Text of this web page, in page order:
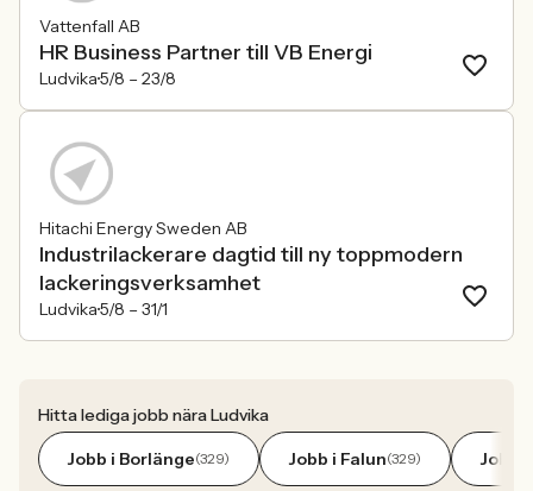
Vattenfall AB
HR Business Partner till VB Energi
Ludvika5/8 – 23/8
Hitachi Energy Sweden AB
Industrilackerare dagtid till ny toppmodern
lackeringsverksamhet
Ludvika5/8 – 31/1
Hitta lediga jobb nära Ludvika
Jobb i Borlänge(329) Jobb i Falun(329) Jobb